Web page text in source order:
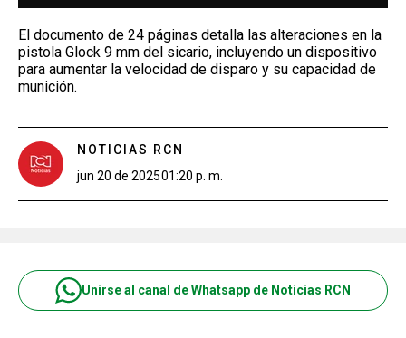
El documento de 24 páginas detalla las alteraciones en la
pistola Glock 9 mm del sicario, incluyendo un dispositivo
para aumentar la velocidad de disparo y su capacidad de
munición.
NOTICIAS RCN
jun 20 de 202501:20 p. m.
Unirse al canal de Whatsapp de Noticias RCN